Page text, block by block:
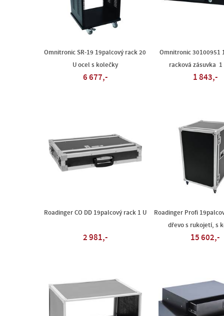
Omnitronic SR-19 19palcový rack 20
U ocel s kolečky
6 677,-
Omnitronic 30100951
racková zásuvka 1
1 843,-
Roadinger CO DD 19palcový rack 1 U
2 981,-
Roadinger Profi
dřevo s rukojetí, s
15 602,-